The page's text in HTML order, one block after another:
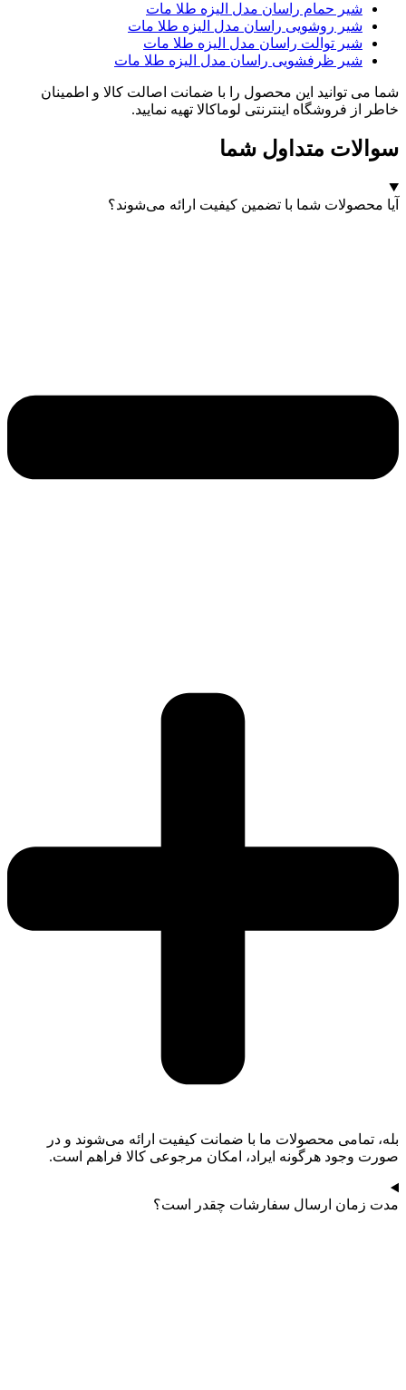
شیر حمام راسان مدل الیزه طلا مات
شیر روشویی راسان مدل الیزه طلا مات
شیر توالت راسان مدل الیزه طلا مات
شیر ظرفشویی راسان مدل الیزه طلا مات
شما می توانید این محصول را با ضمانت اصالت کالا و اطمینان
خاطر از فروشگاه اینترنتی لوماکالا تهیه نمایید.
سوالات متداول شما
آیا محصولات شما با تضمین کیفیت ارائه می‌شوند؟
بله، تمامی محصولات ما با ضمانت کیفیت ارائه می‌شوند و در
صورت وجود هرگونه ایراد، امکان مرجوعی کالا فراهم است.
مدت زمان ارسال سفارشات چقدر است؟